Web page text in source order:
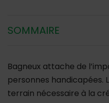
SOMMAIRE
Bagneux attache de
personnes handicapées.
terrain nécessaire à la